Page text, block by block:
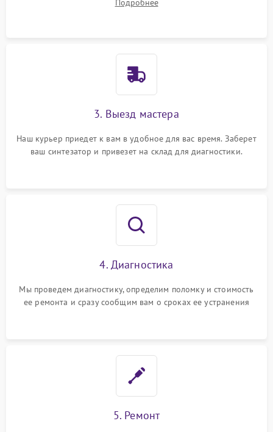
Подробнее
3. Выезд мастера
Наш курьер приедет к вам в удобное для вас время. Заберет
ваш синтезатор и привезет на склад для диагностики.
4. Диагностика
Мы проведем диагностику, определим поломку и стоимость
ее ремонта и сразу сообщим вам о сроках ее устранения
5. Ремонт